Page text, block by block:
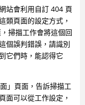
站會利用自訂 404 頁
類頁面的設定方式，
掃描工作會將這個回
個誤判錯誤，請識別
它們時，能認得它
」頁面，告訴掃描工
面可以從工作設定，